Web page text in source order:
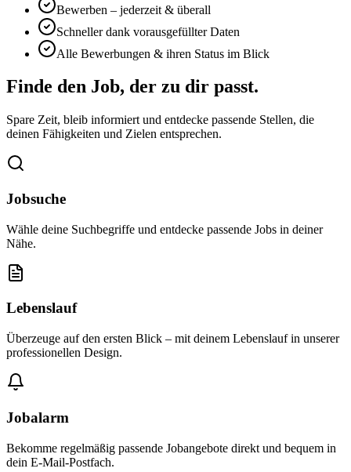
Bewerben – jederzeit & überall
Schneller dank vorausgefüllter Daten
Alle Bewerbungen & ihren Status im Blick
Finde den Job, der zu dir passt.
Spare Zeit, bleib informiert und entdecke passende Stellen, die
deinen Fähigkeiten und Zielen entsprechen.
Jobsuche
Wähle deine Suchbegriffe und entdecke passende Jobs in deiner
Nähe.
Lebenslauf
Überzeuge auf den ersten Blick – mit deinem Lebenslauf in unserer
professionellen Design.
Jobalarm
Bekomme regelmäßig passende Jobangebote direkt und bequem in
dein E-Mail-Postfach.